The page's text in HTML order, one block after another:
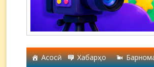
Асосӣ Хабарҳо